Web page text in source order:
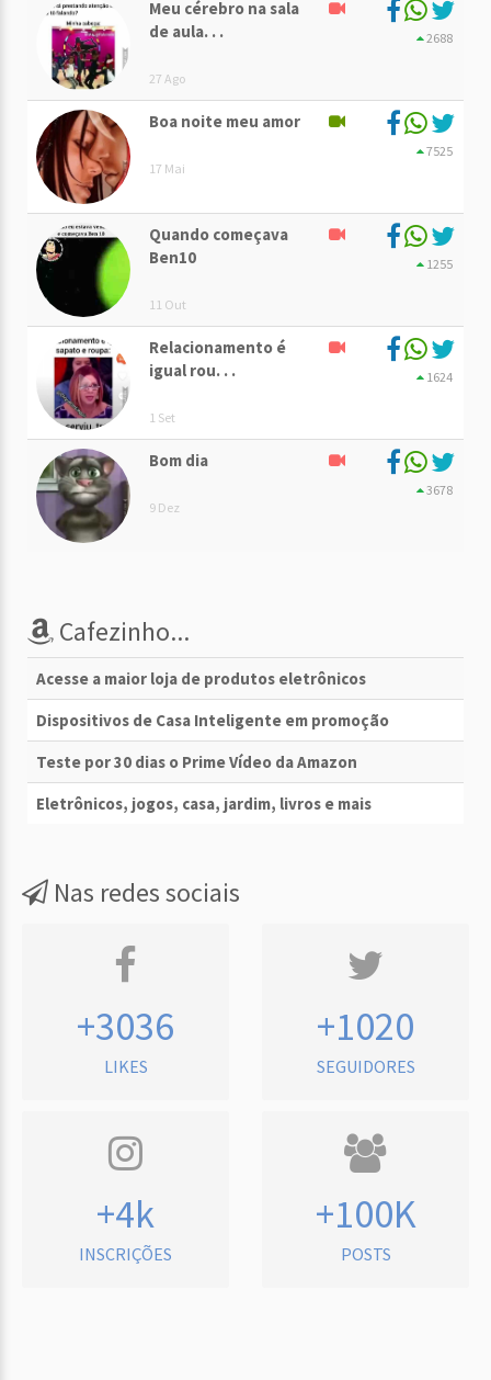
Meu cérebro na sala
de aula. . .
27 Ago
2688
Boa noite meu amor
17 Mai
7525
Quando começava
Ben10
11 Out
1255
Relacionamento é
igual rou. . .
1 Set
1624
Bom dia
9 Dez
3678
Cafezinho...
Acesse a maior loja de produtos eletrônicos
Dispositivos de Casa Inteligente em promoção
Teste por 30 dias o Prime Vídeo da Amazon
Eletrônicos, jogos, casa, jardim, livros e mais
Nas redes sociais
+3036
LIKES
+1020
SEGUIDORES
+4k
INSCRIÇÕES
+100K
POSTS